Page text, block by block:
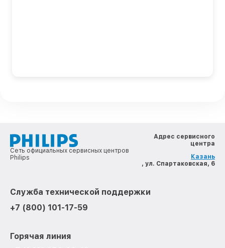
Сеть официальных сервисных центров
Philips
Адрес сервисного
центра
Казань
, ул. Спартаковская, 6
Служба технической поддержки
+7 (800) 101-17-59
Горячая линия